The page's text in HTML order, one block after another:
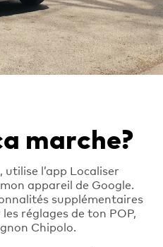
marche?
l’app Localiser
appareil de Google.
supplémentaires
réglages de ton POP,
Chipolo.